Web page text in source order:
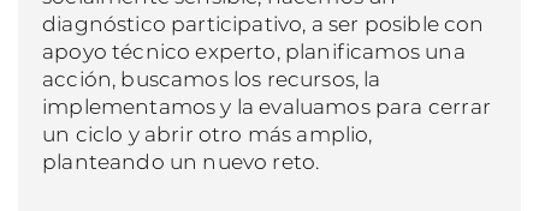
diagnóstico participativo, a ser posible con
apoyo técnico experto, planificamos una
acción, buscamos los recursos, la
implementamos y la evaluamos para cerrar
un ciclo y abrir otro más amplio,
planteando un nuevo reto.